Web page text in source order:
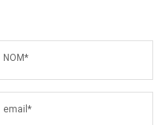
NOM*
email*